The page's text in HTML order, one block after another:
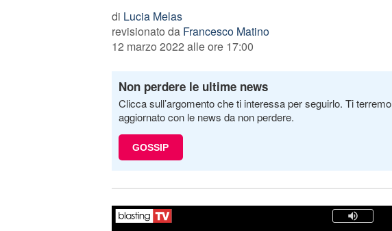
di Lucia Melas
revisionato da Francesco Matino
12 marzo 2022 alle ore 17:00
Non perdere le ultime news
Clicca sull’argomento che ti interessa per seguirlo. Ti terremo
aggiornato con le news da non perdere.
GOSSIP